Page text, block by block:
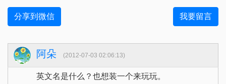
分享到微信 我要留言
阿朵 (2012-07-03 02:06:13)
英文名是什么？也想装一个来玩玩。